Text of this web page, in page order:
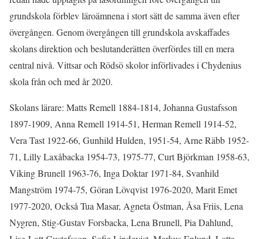
grundskola förblev läroämnena i stort sätt de samma även efter
övergången. Genom övergången till grundskola avskaffades
skolans direktion och beslutanderätten överfördes till en mera
central nivå. Vittsar och Rödsö skolor införlivades i Chydenius
skola från och med år 2020.
Skolans lärare: Matts Remell 1884-1814, Johanna Gustafsson
1897-1909, Anna Remell 1914-51, Herman Remell 1914-52,
Vera Tast 1922-66, Gunhild Hulden, 1951-54, Arne Räbb 1952-
71, Lilly Laxåbacka 1954-73, 1975-77, Curt Björkman 1958-63,
Viking Brunell 1963-76, Inga Doktar 1971-84, Svanhild
Mangström 1974-75, Göran Lövqvist 1976-2020, Marit Emet
1977-2020, Också Tua Masar, Agneta Östman, Åsa Friis, Lena
Nygren, Stig-Gustav Forsbacka, Lena Brunell, Pia Dahlund,